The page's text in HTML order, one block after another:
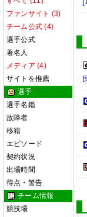
ファンサイト (3)
チーム公式 (4)
選手公式
著名人
メディア (4)
サイトを推薦
選手
選手名鑑
故障者
移籍
エピソード
契約状況
出場時間
得点・警告
チーム情報
競技場